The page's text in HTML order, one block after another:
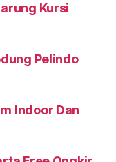
Kursi
Pelindo
Indoor Dan